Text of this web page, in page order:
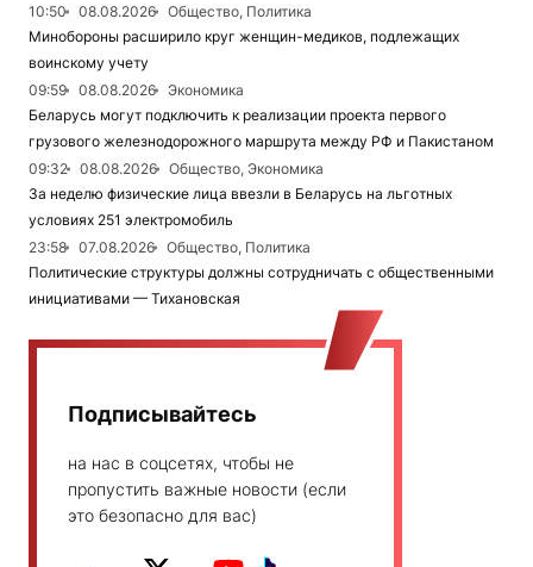
10:50 08.08.2026
Общество, Политика
Минобороны расширило круг женщин-медиков, подлежащих
воинскому учету
09:59
08.08.2026
Экономика
Беларусь могут подключить к реализации проекта первого
грузового железнодорожного маршрута между РФ и Пакистаном
09:32
08.08.2026
Общество, Экономика
За неделю физические лица ввезли в Беларусь на льготных
условиях 251 электромобиль
23:58
07.08.2026
Общество, Политика
Политические структуры должны сотрудничать с общественными
инициативами — Тихановская
Подписывайтесь
на нас в соцсетях, чтобы не
пропустить важные новости (если
это безопасно для вас)